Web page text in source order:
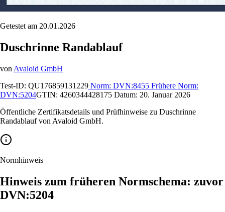
Getestet am 20.01.2026
Duschrinne Randablauf
von Avaloid GmbH
Test-ID: QU176859131229 Norm: DVN:8455 Frühere Norm:
DVN:5204GTIN: 4260344428175 Datum: 20. Januar 2026
Öffentliche Zertifikatsdetails und Prüfhinweise zu Duschrinne
Randablauf von Avaloid GmbH.
Normhinweis
Hinweis zum früheren Normschema: zuvor
DVN:5204